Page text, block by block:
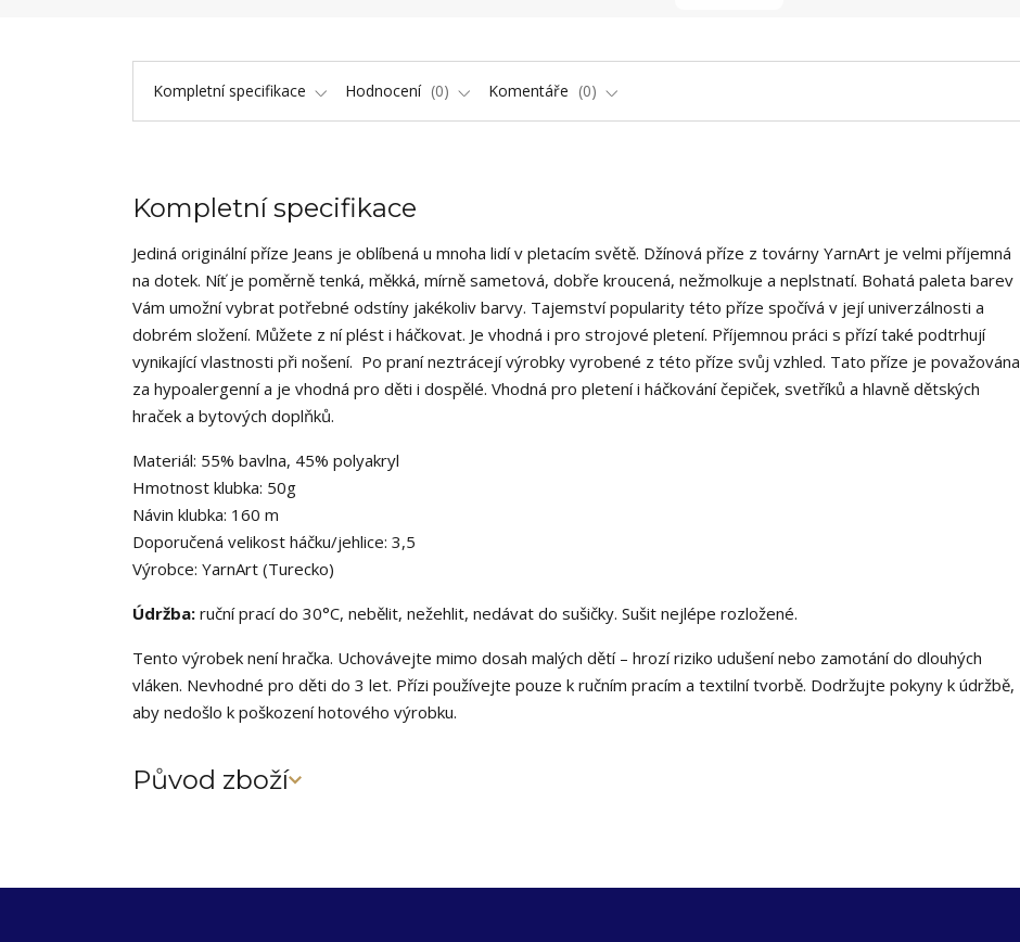
Kompletní specifikace Hodnocení 0 Komentáře 0
Kompletní specifikace
Jediná originální příze Jeans je oblíbená u mnoha lidí v pletacím světě. Džínová příze z továrny YarnArt je velmi příjemná
na dotek. Níť je poměrně tenká, měkká, mírně sametová, dobře kroucená, nežmolkuje a neplstnatí. Bohatá paleta barev
Vám umožní vybrat potřebné odstíny jakékoliv barvy. Tajemství popularity této příze spočívá v její univerzálnosti a
dobrém složení. Můžete z ní plést i háčkovat. Je vhodná i pro strojové pletení. Příjemnou práci s přízí také podtrhují
vynikající vlastnosti při nošení. Po praní neztrácejí výrobky vyrobené z této příze svůj vzhled. Tato příze je považována
za hypoalergenní a je vhodná pro děti i dospělé. Vhodná pro pletení i háčkování čepiček, svetříků a hlavně dětských
hraček a bytových doplňků.
Materiál: 55% bavlna, 45% polyakryl
Hmotnost klubka: 50g
Návin klubka: 160 m
Doporučená velikost háčku/jehlice: 3,5
Výrobce: YarnArt (Turecko)
Údržba: ruční prací do 30°C, nebělit, nežehlit, nedávat do sušičky. Sušit nejlépe rozložené.
Tento výrobek není hračka. Uchovávejte mimo dosah malých dětí – hrozí riziko udušení nebo zamotání do dlouhých
vláken. Nevhodné pro děti do 3 let. Přízi používejte pouze k ručním pracím a textilní tvorbě. Dodržujte pokyny k údržbě,
aby nedošlo k poškození hotového výrobku.
Původ zboží